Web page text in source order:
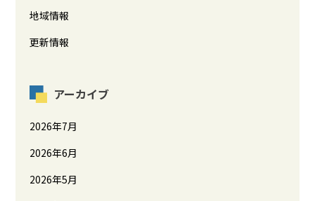
地域情報
更新情報
アーカイブ
2026年7月
2026年6月
2026年5月